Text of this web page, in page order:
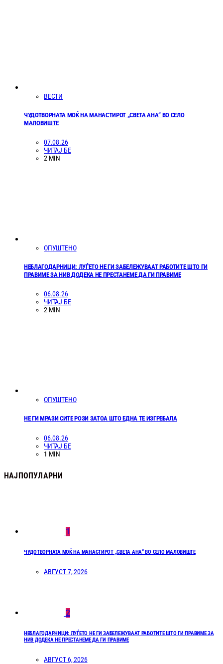
ВЕСТИ
ЧУДОТВОРНАТА МОЌ НА МАНАСТИРОТ „СВЕТА АНА“ ВО СЕЛО
МАЛОВИШТЕ
07.08.26
ЧИТАЈ БЕ
2 MIN
ОПУШТЕНО
НЕБЛАГОДАРНИЦИ: ЛУЃЕТО НЕ ГИ ЗАБЕЛЕЖУВААТ РАБОТИТЕ ШТО ГИ
ПРАВИМЕ ЗА НИВ ДОДЕКА НЕ ПРЕСТАНЕМЕ ДА ГИ ПРАВИМЕ
06.08.26
ЧИТАЈ БЕ
2 MIN
ОПУШТЕНО
НЕ ГИ МРАЗИ СИТЕ РОЗИ ЗАТОА ШТО ЕДНА ТЕ ИЗГРЕБАЛА
06.08.26
ЧИТАЈ БЕ
1 MIN
НАЈПОПУЛАРНИ
1
ЧУДОТВОРНАТА МОЌ НА МАНАСТИРОТ „СВЕТА АНА“ ВО СЕЛО МАЛОВИШТЕ
АВГУСТ 7, 2026
2
НЕБЛАГОДАРНИЦИ: ЛУЃЕТО НЕ ГИ ЗАБЕЛЕЖУВААТ РАБОТИТЕ ШТО ГИ ПРАВИМЕ ЗА
НИВ ДОДЕКА НЕ ПРЕСТАНЕМЕ ДА ГИ ПРАВИМЕ
АВГУСТ 6, 2026